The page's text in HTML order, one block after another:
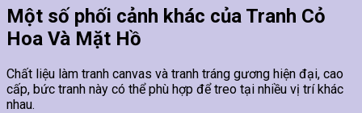
Một số phối cảnh khác của Tranh Cỏ
Hoa Và Mặt Hồ
Chất liệu làm tranh canvas và tranh tráng gương hiện đại, cao
cấp, bức tranh này có thể phù hợp để treo tại nhiều vị trí khác
nhau.